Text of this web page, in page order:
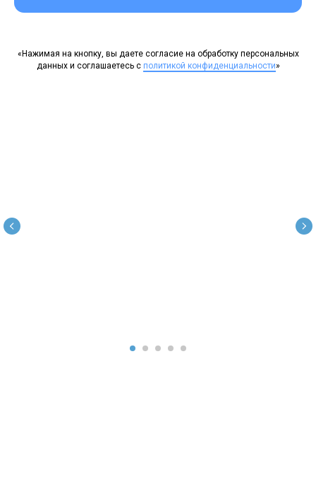
«Нажимая на кнопку, вы даете согласие на обработку персональных
данных и соглашаетесь c политикой конфиденциальности»